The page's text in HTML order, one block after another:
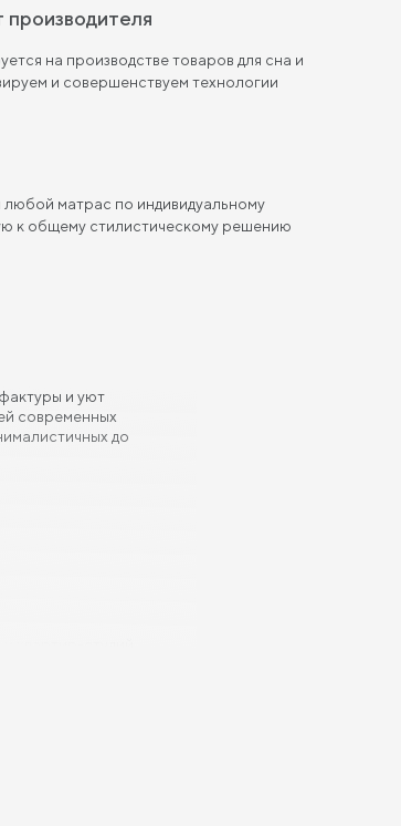
производителя
на производстве товаров для сна и
и совершенствуем технологии
матрас по индивидуальному
к общему стилистическому решению
и уют
современных
до